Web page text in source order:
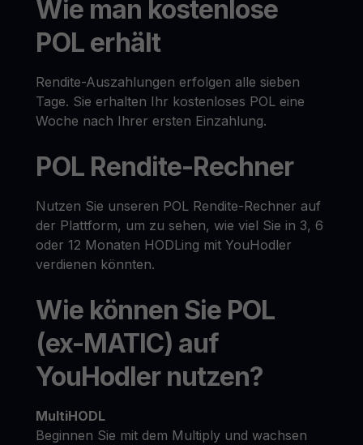
Wie man kostenlose
POL erhält
Rendite-Auszahlungen erfolgen alle sieben
Tage. Sie erhalten Ihr kostenloses POL eine
Woche nach Ihrer ersten Einzahlung.
POL Rendite-Rechner
Nutzen Sie unseren POL Rendite-Rechner auf
der Plattform, um zu sehen, wie viel Sie in 3, 6
oder 12 Monaten HODLing mit YouHodler
verdienen könnten.
Wie können Sie POL
(ex-MATIC) auf
YouHodler nutzen?
MultiHODL
Beginnen Sie mit dem Multiply und wachsen